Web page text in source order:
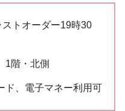
ストオーダー19時30
1階・北側
ド、電子マネー利用可